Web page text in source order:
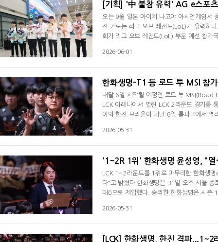
[기획] '中 불참 유력' AG e스포
오는 9월 일본 아이치 나고야 아시안게임서
진 거로는 리그 오브 레전드(LoL)가 유력하
회가 리그 오브 레전드(LoL) 부문 예선 참가
이 내용이 웨이보로 퍼지면서 중국팀의 불
2026-06-01
한화생명-T1 등 로드 투 MSI 참
내달 6일 시작될 예정인 로드 투 MSI(Road
LCK 아레나에서 열린 LCK 2라운드 경기를
아와 한진 브리온이 내달 6일 롤파크에서
에 1위인 한화생명e스포츠와 2위 T1이 승
2026-05-31
'1~2R 1위' 한화생명 윤성영, "
LCK 1~2라운드를 1위로 마무리한 한화생
다"고 밝혔다.한화생명은 31일 오후 서울 종
대0으로 제압했다. 승리한 한화생명은 시
킬 값을 잘해줬다. 바드는 궁극기를 잘 맞춘
2026-05-31
[LCK] 한화생명, 한진 격파...1~2